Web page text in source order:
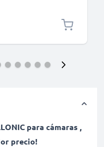
para cámaras ,
precio!